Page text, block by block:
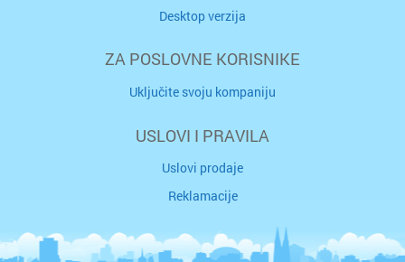
Desktop verzija
ZA POSLOVNE KORISNIKE
Uključite svoju kompaniju
USLOVI I PRAVILA
Uslovi prodaje
Reklamacije